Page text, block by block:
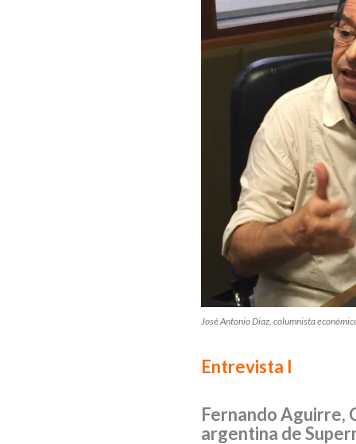
José Antonio Diaz, columnista
Entrevista I
Fernando Aguirre,
argentina de